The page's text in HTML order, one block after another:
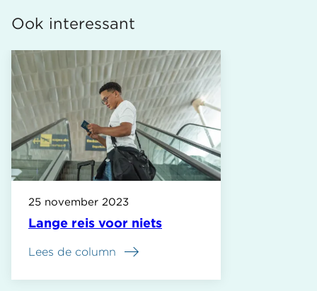
Ook interessant
Lange reis voor niets
25 november 2023
Lees de column